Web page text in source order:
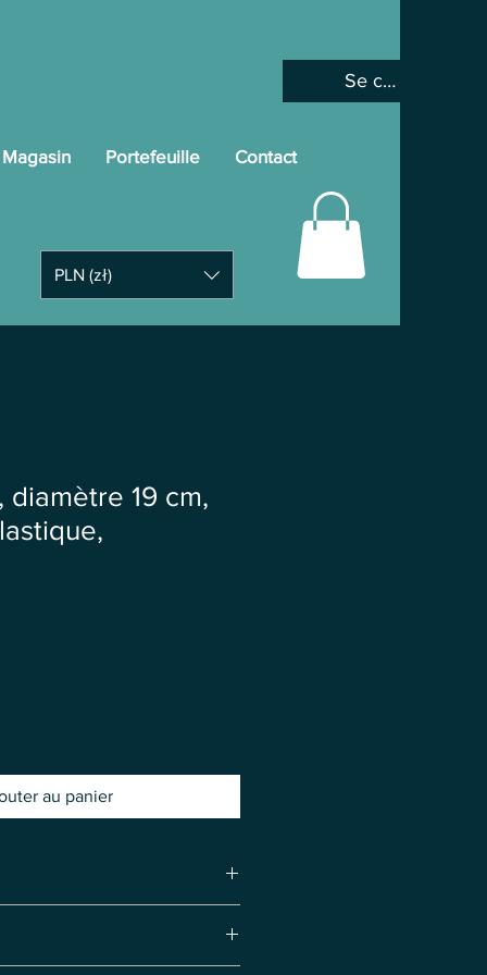
Magasin Portefeuille Contact
Se connecter
PLN (zł)
diamètre 19 cm,
au panier